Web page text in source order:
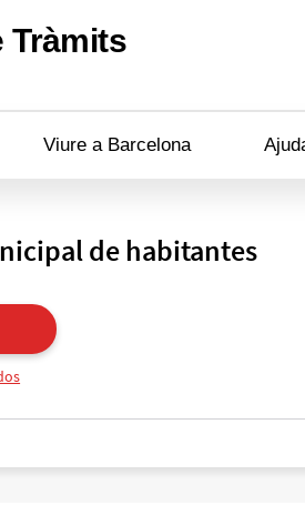
Tràmits
Viure a Barcelona
de habitantes